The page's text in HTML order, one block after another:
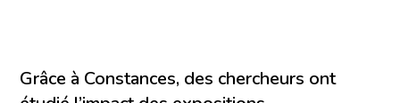
Grâce à Constances, des chercheurs ont